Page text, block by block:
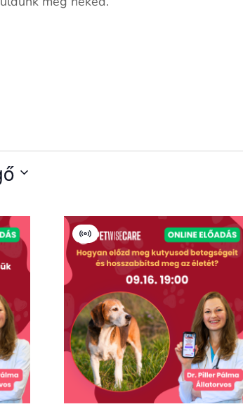
Virtual
Esemény